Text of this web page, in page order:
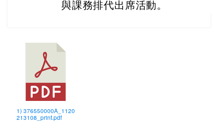
與課務排代出席活動。
1) 376550000A_1120
213108_print.pdf